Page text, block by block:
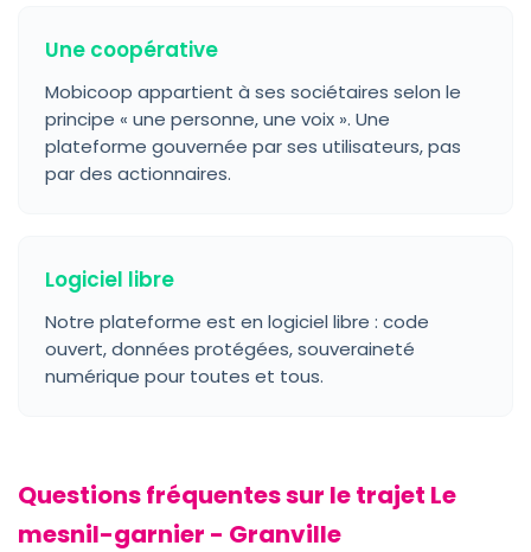
Une coopérative
Mobicoop appartient à ses sociétaires selon le
principe « une personne, une voix ». Une
plateforme gouvernée par ses utilisateurs, pas
par des actionnaires.
Logiciel libre
Notre plateforme est en logiciel libre : code
ouvert, données protégées, souveraineté
numérique pour toutes et tous.
Questions fréquentes sur le trajet Le
mesnil-garnier - Granville